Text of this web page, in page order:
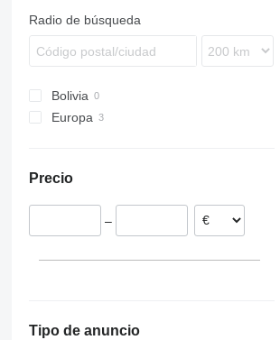
Radio de búsqueda
Bolivia
Europa
Precio
–
Tipo de anuncio